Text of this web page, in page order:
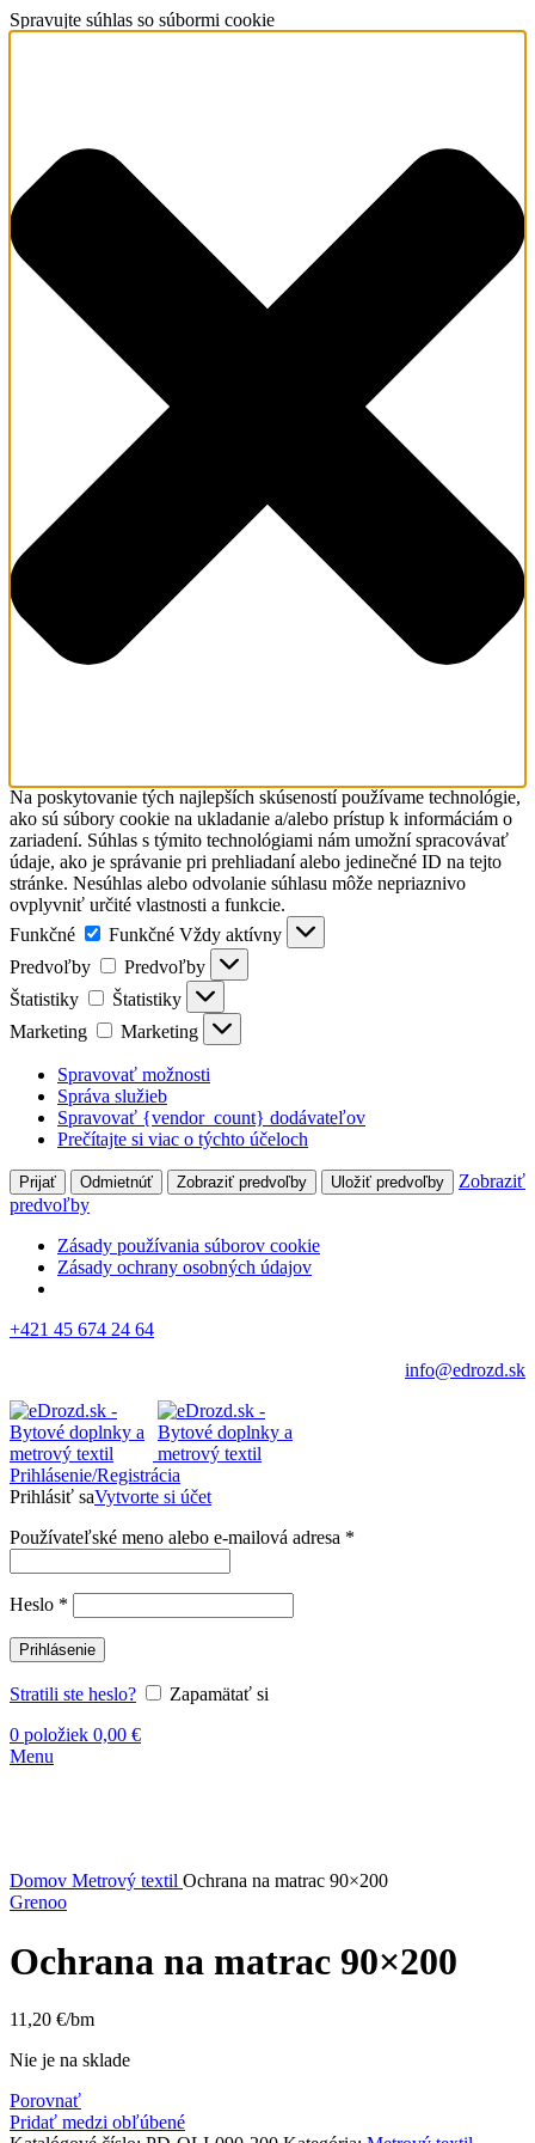
Spravujte súhlas so súbormi cookie
Na poskytovanie tých najlepších skúseností používame technológie,
ako sú súbory cookie na ukladanie a/alebo prístup k informáciám o
zariadení. Súhlas s týmito technológiami nám umožní spracovávať
údaje, ako je správanie pri prehliadaní alebo jedinečné ID na tejto
stránke. Nesúhlas alebo odvolanie súhlasu môže nepriaznivo
ovplyvniť určité vlastnosti a funkcie.
Funkčné
Funkčné Vždy aktívny
Predvoľby
Predvoľby
Štatistiky
Štatistiky
Marketing
Marketing
Spravovať možnosti
Správa služieb
Spravovať {vendor_count} dodávateľov
Prečítajte si viac o týchto účeloch
Prijať Odmietnúť Zobraziť predvoľby Uložiť predvoľby
Zobraziť
predvoľby
Zásady používania súborov cookie
Zásady ochrany osobných údajov
+421 45 674 24 64
info@edrozd.sk
Prihlásenie/Registrácia
Prihlásiť saVytvorte si účet
Používateľské meno alebo e-mailová adresa *
Heslo *
Prihlásenie
Stratili ste heslo?
Zapamätať si
0 položiek 0,00 €
Menu
Domov Metrový textil Ochrana na matrac 90×200
Grenoo
Ochrana na matrac 90×200
11,20 €/bm
Nie je na sklade
Porovnať
Pridať medzi obľúbené